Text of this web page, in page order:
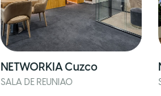
NETWORKIA Cuzco
SALA DE REUNIAO